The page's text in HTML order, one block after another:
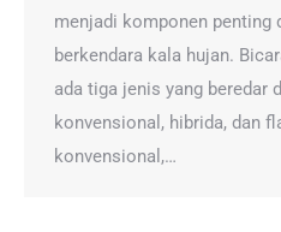
menjadi komponen
berkendara kala hujan.
ada tiga jenis yang beredar
konvensional, hibrida, dan
konvensional,…